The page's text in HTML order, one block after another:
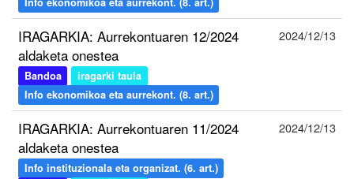
IRAGARKIA: Aurrekontuaren 12/2024
aldaketa onestea
Bandoa
iragarki taula
Info ekonomikoa eta aurrekont. (8. art.)
2024/12/13
IRAGARKIA: Aurrekontuaren 11/2024
aldaketa onestea
Info instituzionala eta organizat. (6. art.)
2024/12/13